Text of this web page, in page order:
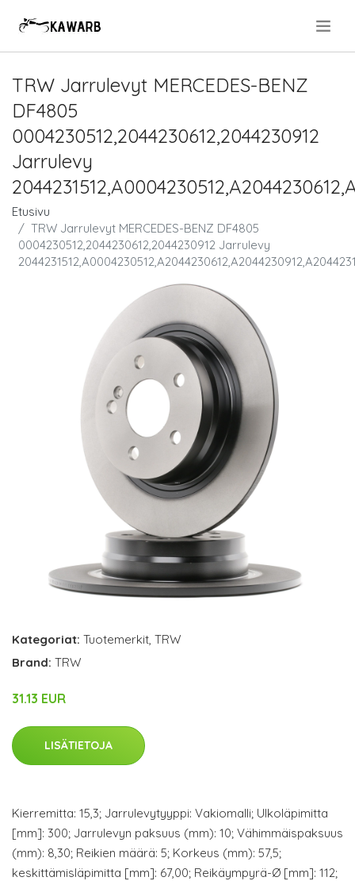
TRW Jarrulevyt MERCEDES-BENZ
DF4805
0004230512,2044230612,2044230912
Jarrulevy
Etusivu
TRW Jarrulevyt MERCEDES-BENZ DF4805
0004230512,2044230612,2044230912 Jarrulevy
Kategoriat: Tuotemerkit, TRW
Brand: TRW
31.13 EUR
LISÄTIETOJA
Kierremitta: 15,3; Jarrulevytyyppi: Vakiomalli; Ulkoläpimitta
[mm]: 300; Jarrulevyn paksuus (mm): 10; Vähimmäispaksuus
(mm): 8,30; Reikien määrä: 5; Korkeus (mm): 57,5;
keskittämisläpimitta [mm]: 67,00; Reikäympyrä-Ø [mm]: 112;